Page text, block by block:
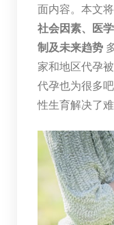
面内容。本文
社会因素、医
制及未来趋势
家和地区代孕
代孕也为很多
性生育解决了难